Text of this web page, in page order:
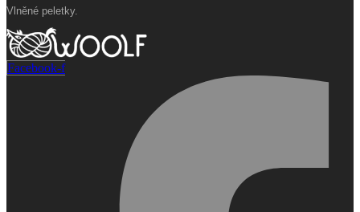
Vlněné peletky.
Facebook-f